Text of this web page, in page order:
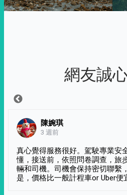
網友誠
陳婉琪
3 週前
真心覺得服務很好。駕駛專業安
懂，接送前，依照問卷調查，旅
輛和司機。司機會保持密切聯繫
是，價格比一般計程車or Uber